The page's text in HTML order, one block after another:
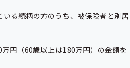
る続柄の方のうち、被保険者と別居
円（60歳以上は180万円）の金額を